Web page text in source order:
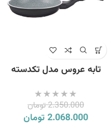
تابه عروس مدل تکدسته
2.350.000تومان
2.068.000 تومان